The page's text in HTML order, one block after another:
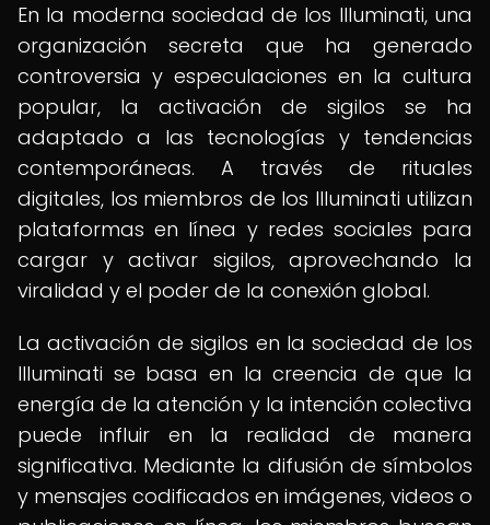
En la moderna sociedad de los Illuminati, una
organización secreta que ha generado
controversia y especulaciones en la cultura
popular, la activación de sigilos se ha
adaptado a las tecnologías y tendencias
contemporáneas. A través de rituales
digitales, los miembros de los Illuminati utilizan
plataformas en línea y redes sociales para
cargar y activar sigilos, aprovechando la
viralidad y el poder de la conexión global.
La activación de sigilos en la sociedad de los
Illuminati se basa en la creencia de que la
energía de la atención y la intención colectiva
puede influir en la realidad de manera
significativa. Mediante la difusión de símbolos
y mensajes codificados en imágenes, videos o